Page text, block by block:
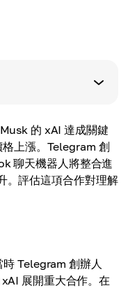
的 xAI 達成關鍵
上漲。Telegram 創
聊天機器人將整合進
。評估這項合作對理解
Telegram 創辦人
展開重大合作。在